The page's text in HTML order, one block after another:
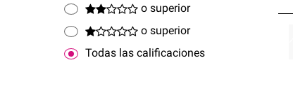
o superior
o superior
Todas las calificaciones